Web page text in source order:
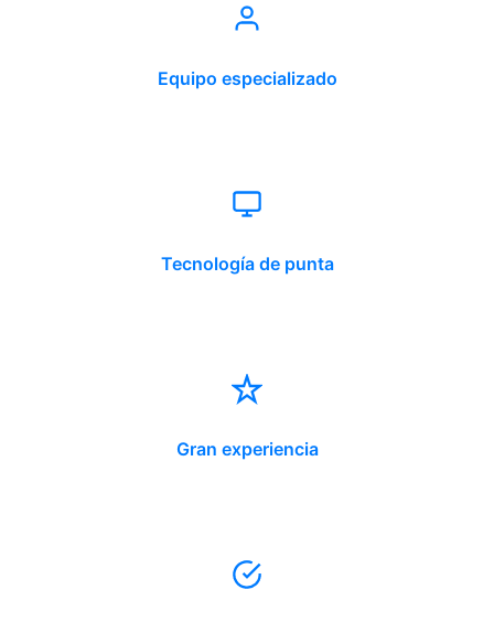
Equipo especializado
Tecnología de punta
Gran experiencia